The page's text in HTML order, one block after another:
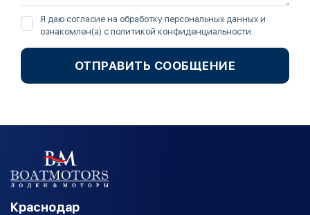
Я даю согласие на обработку персональных данных и
ознакомлен(а) с политикой конфиденциальности
ОТПРАВИТЬ СООБЩЕНИЕ
Краснодар